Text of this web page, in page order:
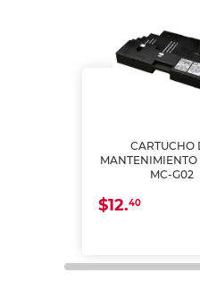
CARTUCHO
MC-G02
$12.40